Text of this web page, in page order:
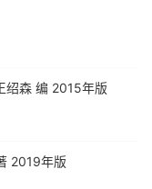
绍森 编 2015年版
2019年版